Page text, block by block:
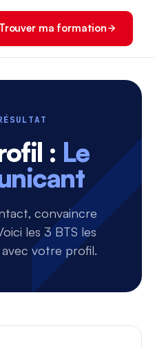
Trouver ma formation
: Le
convaincre
les 3 BTS les
votre profil.